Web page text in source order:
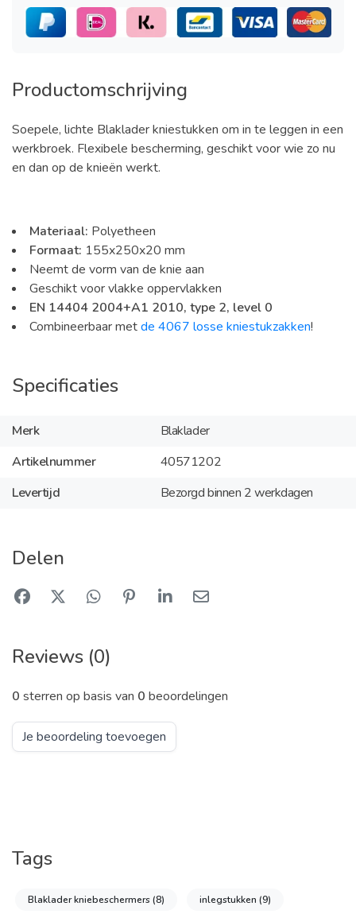
Productomschrijving
Soepele, lichte Blaklader kniestukken om in te leggen in een
werkbroek. Flexibele bescherming, geschikt voor wie zo nu
en dan op de knieën werkt.
Materiaal: Polyetheen
Formaat: 155x250x20 mm
Neemt de vorm van de knie aan
Geschikt voor vlakke oppervlakken
EN 14404 2004+A1 2010, type 2, level 0
Combineerbaar metde 4067 losse kniestukzakken!
Specificaties
Merk
Blaklader
Artikelnummer
40571202
Levertijd
Bezorgd binnen 2 werkdagen
Delen
Reviews (0)
0 sterren op basis van 0 beoordelingen
Je beoordeling toevoegen
Tags
Blaklader kniebeschermers(8) inlegstukken (9)